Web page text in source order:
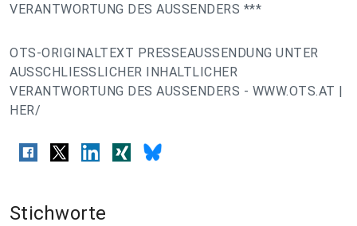
VERANTWORTUNG DES AUSSENDERS ***
OTS-ORIGINALTEXT PRESSEAUSSENDUNG UNTER
AUSSCHLIESSLICHER INHALTLICHER
VERANTWORTUNG DES AUSSENDERS - WWW.OTS.AT |
HER/
Stichworte